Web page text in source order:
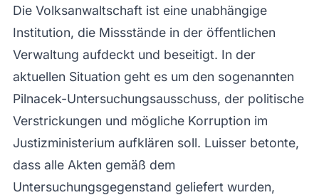
Die Volksanwaltschaft ist eine unabhängige
Institution, die Missstände in der öffentlichen
Verwaltung aufdeckt und beseitigt. In der
aktuellen Situation geht es um den sogenannten
Pilnacek-Untersuchungsausschuss, der politische
Verstrickungen und mögliche Korruption im
Justizministerium aufklären soll. Luisser betonte,
dass alle Akten gemäß dem
Untersuchungsgegenstand geliefert wurden,